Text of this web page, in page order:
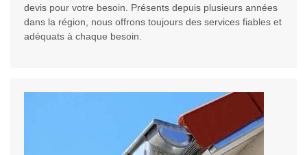
devis pour votre besoin. Présents depuis plusieurs années
dans la région, nous offrons toujours des services fiables et
adéquats à chaque besoin.